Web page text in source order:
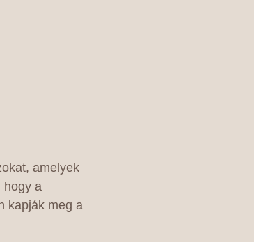
amelyek
hogy a
kapják meg a